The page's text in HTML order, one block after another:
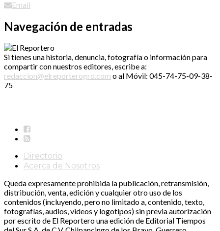
Email
Navegación de entradas
Si tienes una historia, denuncia, fotografía o información para
compartir con nuestros editores, escribe a:
redaccion@elreporterogro.com o al Móvil: 045-74-75-09-38-
75
Directorio
Acerca de Nosotros
Queda expresamente prohibida la publicación, retransmisión,
distribución, venta, edición y cualquier otro uso de los
contenidos (incluyendo, pero no limitado a, contenido, texto,
fotografías, audios, videos y logotipos) sin previa autorización
por escrito de El Reportero una edición de Editorial Tiempos